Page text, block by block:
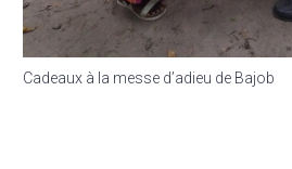
Cadeaux à la messe d’adieu de Bajob